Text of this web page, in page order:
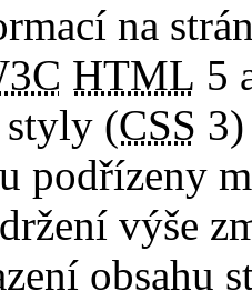
na
HTML 5
(CSS
podřízeny
výše
obsahu